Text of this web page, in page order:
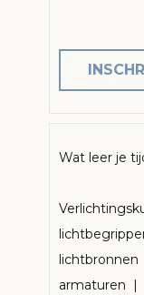
Wat leer je
armaturen |